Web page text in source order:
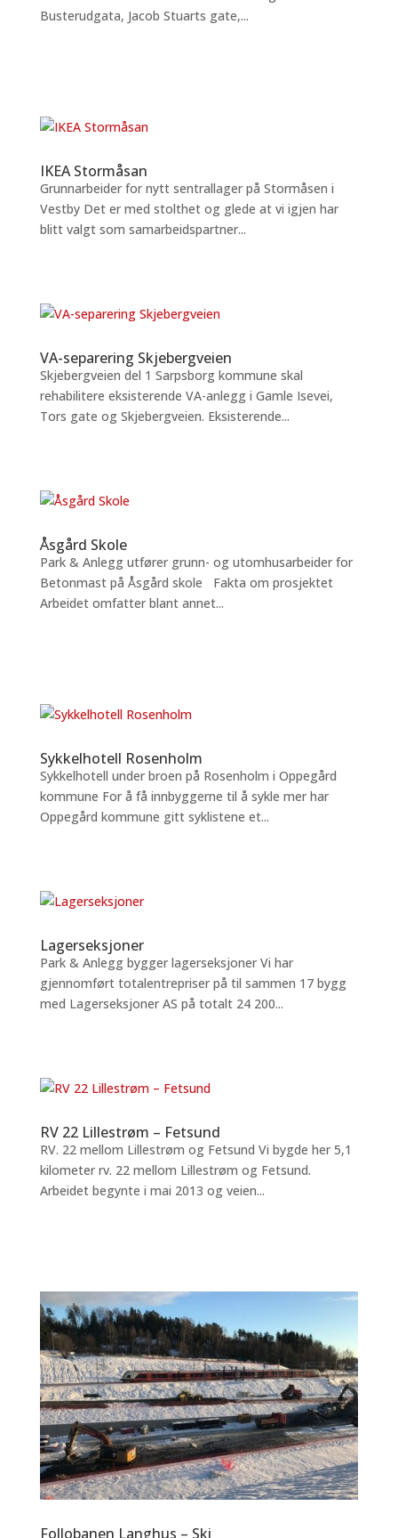
Busterudgata, Jacob Stuarts gate,...
IKEA Stormåsan
Grunnarbeider for nytt sentrallager på Stormåsen i
Vestby Det er med stolthet og glede at vi igjen har
blitt valgt som samarbeidspartner...
VA-separering Skjebergveien
Skjebergveien del 1 Sarpsborg kommune skal
rehabilitere eksisterende VA-anlegg i Gamle Isevei,
Tors gate og Skjebergveien. Eksisterende...
Åsgård Skole
Park & Anlegg utfører grunn- og utomhusarbeider for
Betonmast på Åsgård skole Fakta om prosjektet
Arbeidet omfatter blant annet...
Sykkelhotell Rosenholm
Sykkelhotell under broen på Rosenholm i Oppegård
kommune For å få innbyggerne til å sykle mer har
Oppegård kommune gitt syklistene et...
Lagerseksjoner
Park & Anlegg bygger lagerseksjoner Vi har
gjennomført totalentrepriser på til sammen 17 bygg
med Lagerseksjoner AS på totalt 24 200...
RV 22 Lillestrøm – Fetsund
RV. 22 mellom Lillestrøm og Fetsund Vi bygde her 5,1
kilometer rv. 22 mellom Lillestrøm og Fetsund.
Arbeidet begynte i mai 2013 og veien...
Follobanen Langhus – Ski